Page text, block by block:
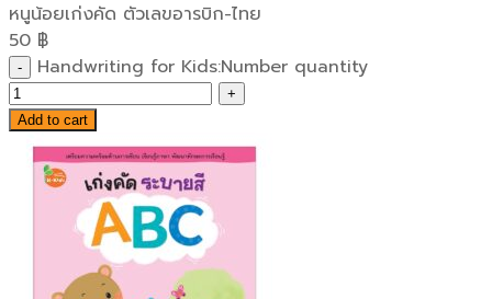
หนูน้อยเก่งคัด ตัวเลขอารบิก-ไทย
50 ฿
Handwriting for Kids:Number quantity
Add to cart